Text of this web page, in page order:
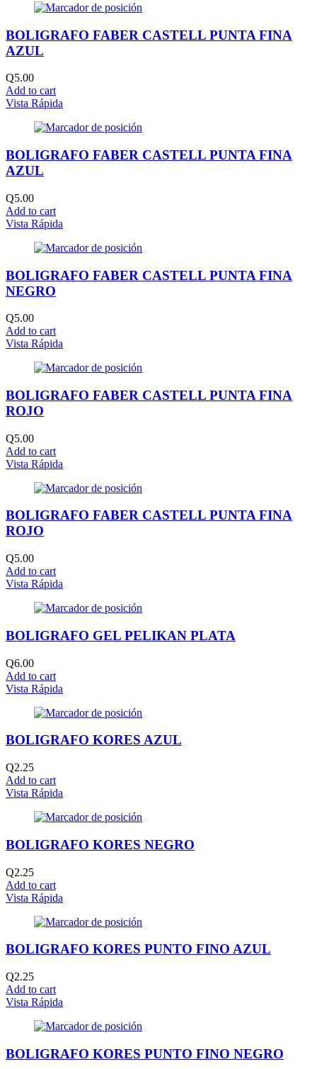
BOLIGRAFO FABER CASTELL PUNTA FINA
AZUL
Q5.00
Add to cart
Vista Rápida
BOLIGRAFO FABER CASTELL PUNTA FINA
AZUL
Q5.00
Add to cart
Vista Rápida
BOLIGRAFO FABER CASTELL PUNTA FINA
NEGRO
Q5.00
Add to cart
Vista Rápida
BOLIGRAFO FABER CASTELL PUNTA FINA
ROJO
Q5.00
Add to cart
Vista Rápida
BOLIGRAFO FABER CASTELL PUNTA FINA
ROJO
Q5.00
Add to cart
Vista Rápida
BOLIGRAFO GEL PELIKAN PLATA
Q6.00
Add to cart
Vista Rápida
BOLIGRAFO KORES AZUL
Q2.25
Add to cart
Vista Rápida
BOLIGRAFO KORES NEGRO
Q2.25
Add to cart
Vista Rápida
BOLIGRAFO KORES PUNTO FINO AZUL
Q2.25
Add to cart
Vista Rápida
BOLIGRAFO KORES PUNTO FINO NEGRO